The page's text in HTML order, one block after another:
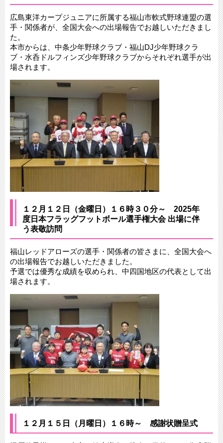
広島東洋カープジュニアに所属する福山市軟式野球連盟の選
手・関係者が、全国大会への出場報告でお越しいただきまし
た。
本市からは、中条少年野球クラブ・福山DJ少年野球クラ
ブ・水呑ドルフィンズ少年野球クラブからそれぞれ選手が出
場されます。
１２月１２日（金曜日）１６時３０分～ 2025年
度日本フラッグフットボール選手権大会 出場に伴
う表敬訪問
福山レッドアローズの選手・関係者の皆さまに、全国大会へ
の出場報告でお越しいただきました。
予選では優秀な成績を収められ、中四国地区の代表として出
場されます。
１２月１５日（月曜日）１６時～ 感謝状贈呈式